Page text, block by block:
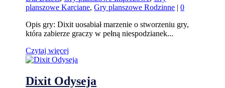
planszowe Karciane,Gry planszowe Rodzinne |0
Opis gry: Dixit uosabiał marzenie o stworzeniu gry,
która zabierze graczy w pełną niespodzianek...
Czytaj więcej
Dixit Odyseja